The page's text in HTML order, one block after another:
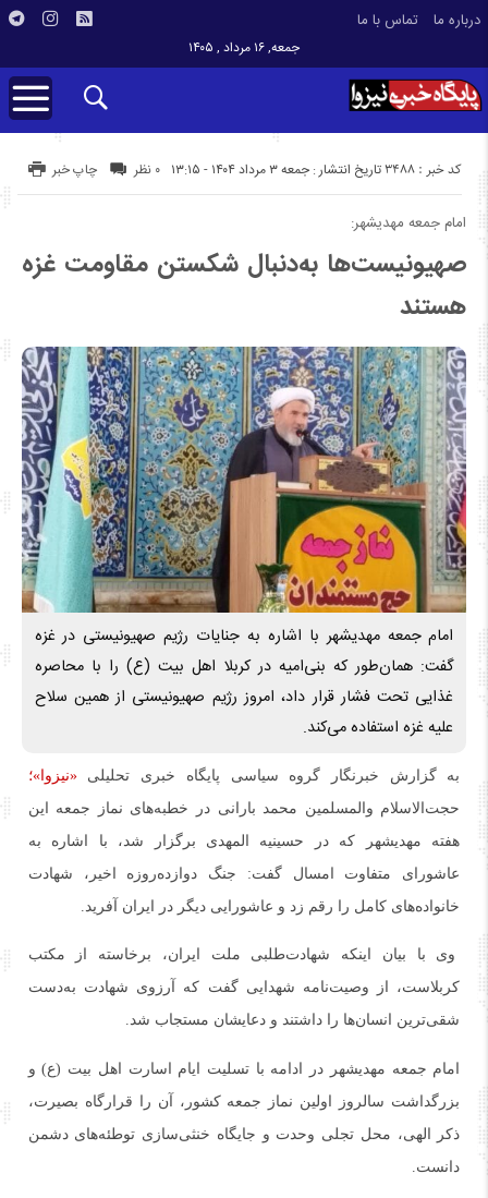
درباره ما تماس با ما
جمعه, ۱۶ مرداد , ۱۴۰۵
تاریخ انتشار : جمعه ۳ مرداد ۱۴۰۴ - ۱۳:۱۵ کد خبر : 3488 چاپ خبر ۰ نظر
امام جمعه مهدیشهر:
صهیونیست‌ها به‌دنبال شکستن مقاومت غزه‌
هستند
امام جمعه مهدیشهر با اشاره به جنایات رژیم صهیونیستی در غزه
گفت: همان‌طور که بنی‌امیه در کربلا اهل‌ بیت (ع) را با محاصره
غذایی تحت فشار قرار داد، امروز رژیم صهیونیستی از همین سلاح
علیه غزه استفاده می‌کند.
به گزارش خبرنگار گروه سیاسی پایگاه خبری تحلیلی«نیزوا»؛
حجت‌الاسلام والمسلمین محمد بارانی در خطبه‌های نماز جمعه این
هفته مهدیشهر که در حسینیه المهدی برگزار شد، با اشاره به
عاشورای متفاوت امسال گفت: جنگ دوازده‌روزه اخیر، شهادت
خانواده‌های کامل را رقم زد و عاشورایی دیگر در ایران آفرید.
وی با بیان اینکه شهادت‌طلبی ملت ایران، برخاسته از مکتب
کربلاست، از وصیت‌نامه شهدایی گفت که آرزوی شهادت به‌دست
شقی‌ترین انسان‌ها را داشتند و دعایشان مستجاب شد.
امام جمعه مهدیشهر در ادامه با تسلیت ایام اسارت اهل‌ بیت (ع) و
بزرگداشت سالروز اولین نماز جمعه کشور، آن را قرارگاه بصیرت،
ذکر الهی، محل تجلی وحدت و جایگاه خنثی‌سازی توطئه‌های دشمن
دانست.